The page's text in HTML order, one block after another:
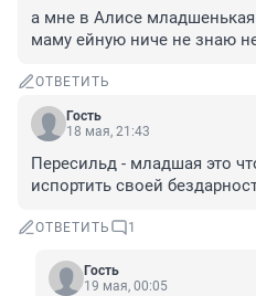
а мне в Алисе
маму ейную ниче не знаю
ОТВЕТИТЬ
Гость
18 мая, 21:43
Пересильд - младшая это
испортить своей
ОТВЕТИТЬ 1
Гость
19 мая, 00:05